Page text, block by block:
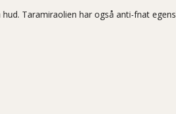
Taramiraolien har også anti-fnat